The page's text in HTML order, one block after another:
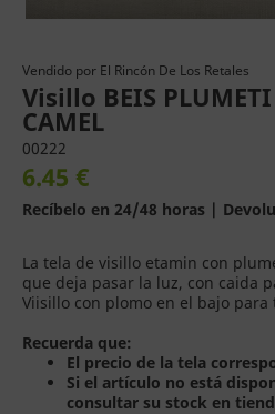
Vendido por El Rincón De Los Retales
Visillo BEIS
CAMEL
00222
6.45 €
Recíbelo en 24/48 horas |
La tela de visillo etamin con
que deja pasar la luz, con caida
Viisillo con plomo en el bajo para
Recuerda que:
El precio de la tela
Si el artículo no está
consultar su stock en